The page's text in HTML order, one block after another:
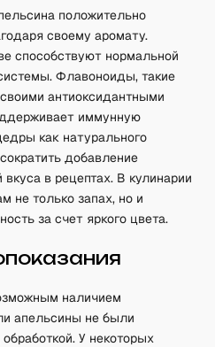
положительно
своему аромату.
способствуют нормальной
Флавоноиды, такие
антиоксидантными
иммунную
как натурального
добавление
в рецептах. В кулинарии
не только запах, но и
за счет яркого цвета.
наличием
апельсины не были
У некоторых